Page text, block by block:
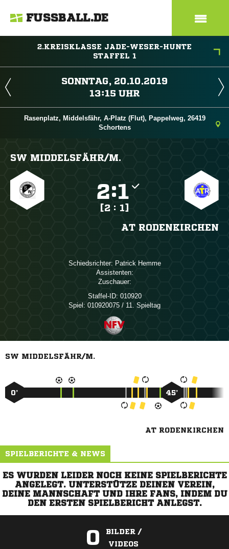
FUSSBALL.DE
2.KREISKLASSE JADE-WESER-HUNTE
STAFFEL 1
 
 
Rasenplatz, Middelsfähr, A-Platz (Flut), Pappelweg, 26419
Schortens
SW MIDDELSFÄHR/​M.
:
[2 : 1]
AT RODENKIRCHEN
Schiedsrichter:  
Assistenten:
Zuschauer:
Staffel-ID: 010920
Spiel: 010920075 / 11. Spieltag
SW MIDDELSFÄHR/M.
0’ 45’
AT RODENKIRCHEN
SPIELBERICHTE & NEWS
ES WURDEN LEIDER NOCH KEINE SPIELBERICHTE
ANGELEGT. UNTERSTÜTZE DEINEN VEREIN,
DEINE MANNSCHAFT UND IHRE FANS, INDEM DU
DEN ERSTEN SPIELBERICHT ANLEGST.
0
BILDER /
VIDEOS